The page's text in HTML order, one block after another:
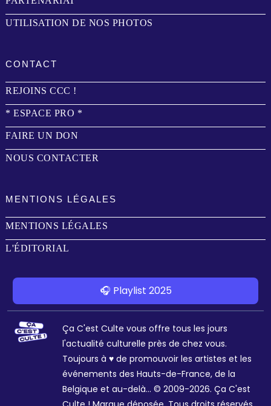
UTILISATION DE NOS PHOTOS
CONTACT
REJOINS CCC !
* ESPACE PRO *
FAIRE UN DON
NOUS CONTACTER
MENTIONS LÉGALES
MENTIONS LÉGALES
L'ÉDITORIAL
🎧 Playlist 2025
Ça C'est Culte vous offre tous les jours
l'actualité culturelle près de chez vous.
Toujours à ♥ de promouvoir les artistes et les
événements des Hauts-de-France, de la
Belgique et au-delà... © 2009-2026. Ça C'est